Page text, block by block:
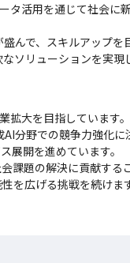
タ活用を通じて社会
んで、スキルアップ
ソリューションを実
拡大を目指していま
分野での競争力強化
展開を進めています。
課題の解決に貢献す
を広げる挑戦を続けます